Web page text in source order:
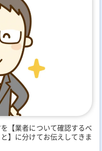
【業者について確認するべ
】に分けてお伝えしてきま